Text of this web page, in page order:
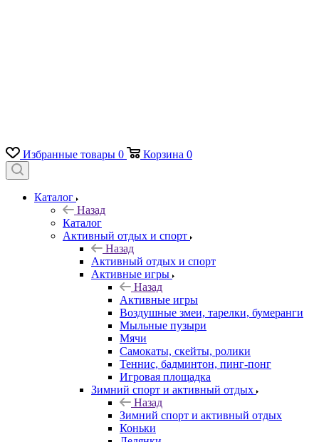
Избранные товары 0 Корзина 0
Каталог
Назад
Каталог
Активный отдых и спорт
Назад
Активный отдых и спорт
Активные игры
Назад
Активные игры
Воздушные змеи, тарелки, бумеранги
Мыльные пузыри
Мячи
Самокаты, скейты, ролики
Теннис, бадминтон, пинг-понг
Игровая площадка
Зимний спорт и активный отдых
Назад
Зимний спорт и активный отдых
Коньки